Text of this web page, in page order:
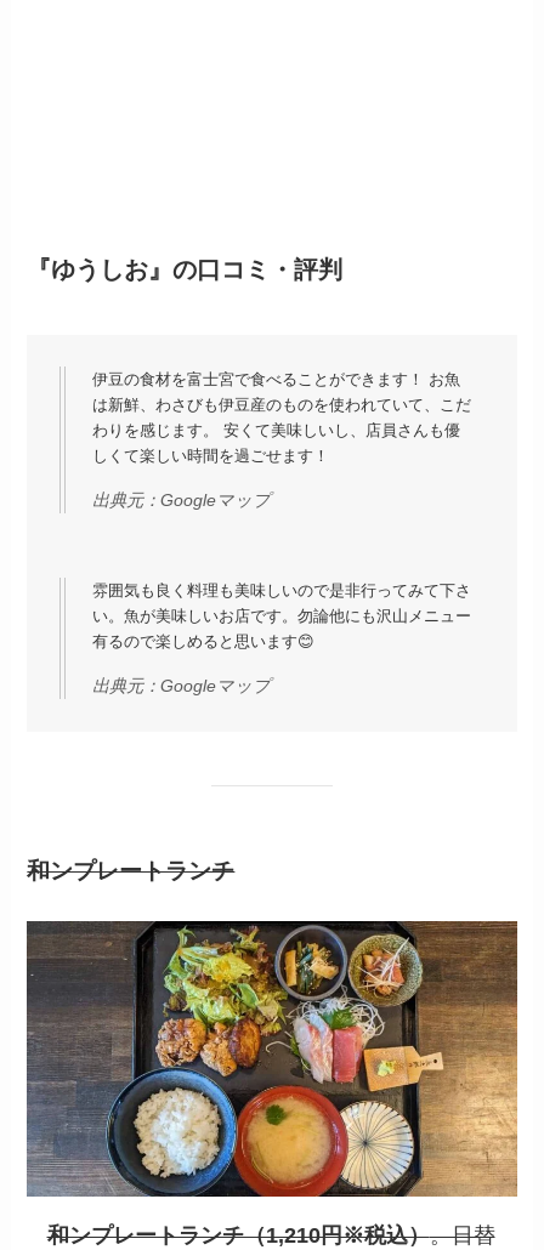
『ゆうしお』の口コミ・評判
伊豆の食材を富士宮で食べることができます！ お魚
は新鮮、わさびも伊豆産のものを使われていて、こだ
わりを感じます。 安くて美味しいし、店員さんも優
しくて楽しい時間を過ごせます！
出典元：Googleマップ
雰囲気も良く料理も美味しいので是非行ってみて下さ
い。魚が美味しいお店です。勿論他にも沢山メニュー
有るので楽しめると思います😊
出典元：Googleマップ
和ンプレートランチ
和ンプレートランチ（1,210円※税込）。日替